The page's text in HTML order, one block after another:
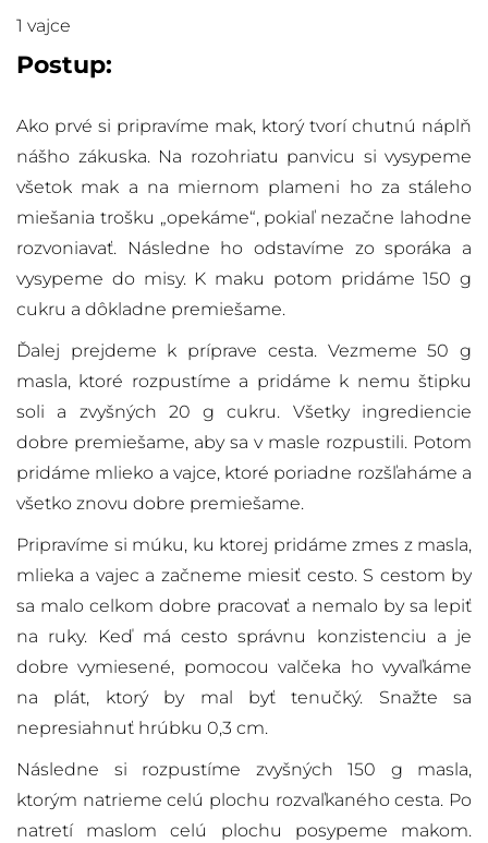
1 vajce
Postup:
Ako prvé si pripravíme mak, ktorý tvorí chutnú náplň
nášho zákuska. Na rozohriatu panvicu si vysypeme
všetok mak a na miernom plameni ho za stáleho
miešania trošku „opekáme“, pokiaľ nezačne lahodne
rozvoniavať. Následne ho odstavíme zo sporáka a
vysypeme do misy. K maku potom pridáme 150 g
cukru a dôkladne premiešame.
Ďalej prejdeme k príprave cesta. Vezmeme 50 g
masla, ktoré rozpustíme a pridáme k nemu štipku
soli a zvyšných 20 g cukru. Všetky ingrediencie
dobre premiešame, aby sa v masle rozpustili. Potom
pridáme mlieko a vajce, ktoré poriadne rozšľaháme a
všetko znovu dobre premiešame.
Pripravíme si múku, ku ktorej pridáme zmes z masla,
mlieka a vajec a začneme miesiť cesto. S cestom by
sa malo celkom dobre pracovať a nemalo by sa lepiť
na ruky. Keď má cesto správnu konzistenciu a je
dobre vymiesené, pomocou valčeka ho vyvaľkáme
na plát, ktorý by mal byť tenučký. Snažte sa
nepresiahnuť hrúbku 0,3 cm.
Následne si rozpustíme zvyšných 150 g masla,
ktorým natrieme celú plochu rozvaľkaného cesta. Po
natretí maslom celú plochu posypeme makom.